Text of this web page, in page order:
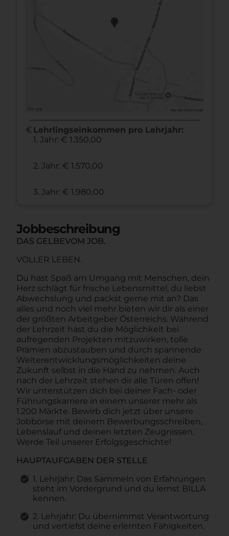
euro Lehrlingseinkommen pro Lehrjahr:
1. Jahr: € 1.350,00
2. Jahr: € 1.570,00
3. Jahr: € 1.980,00
Jobbeschreibung
DAS GELBEVOM JOB.
VOLLER LEBEN.
Du hast Spaß am Umgang mit Menschen, dein
Herz schlägt für frische Lebensmittel, du liebst
Abwechslung und packst gerne mit an? Das
alles und noch viel mehr bieten wir dir als einer
der größten Arbeitgeber Österreichs. Während
der Lehrzeit hast du die Möglichkeit bei
aufregenden Projekten mitzuwirken, tolle
Prämien abzustauben und durch spannende
Weiterentwicklungsmöglichkeiten deine
Zukunft selbst in die Hand zu nehmen. Auch
nach der Lehrzeit stehen dir alle Türen offen!
Wir unterstützen dich bei deiner Fach- oder
Führungskarriere in einem unserer mehr als
1.200 Märkte. Bewirb dich jetzt über unsere
Jobbörse mit deinem Bewerbungsschreiben,
Lebenslauf und deinen letzten Zeugnissen.
Werde Teil unserer Erfolgsgeschichte!
HAUPTAUFGABEN DER STELLE
1. Lehrjahr: Das Sammeln von Erfahrungen
steht im Vordergrund und du lernst BILLA
kennen.
2. Lehrjahr: Du übernimmst Verantwortung
und vertiefst deine erlernten Fähigkeiten.